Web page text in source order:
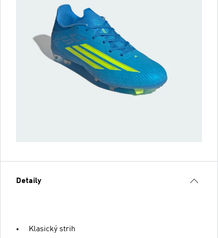
Detaily
Klasický strih